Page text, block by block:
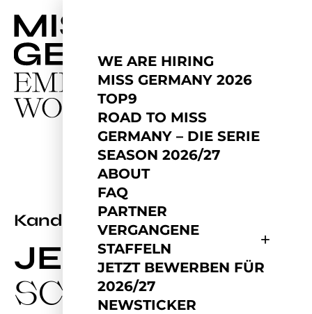
WE ARE HIRING
MISS GERMANY 2026
TOP9
ROAD TO MISS
GERMANY – DIE SERIE
SEASON 2026/27
ABOUT
FAQ
PARTNER
VERGANGENE
STAFFELN
JETZT BEWERBEN FÜR
2026/27
NEWSTICKER
Kandidatin2024
JESSICA
SCHMIDT